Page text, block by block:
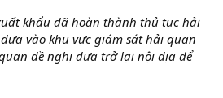
khẩu đã hoàn thành thủ tục hải
vào khu vực giám sát hải quan
đề nghị đưa trở lại nội địa để